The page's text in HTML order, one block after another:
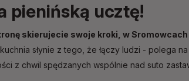
pienińską ucztę!
skierujecie swoje kroki, w
słynie z tego, że łączy ludzi - polega
z chwil spędzanych wspólnie nad suto